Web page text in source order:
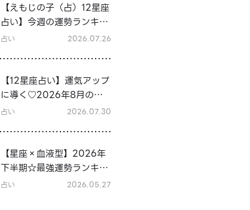
【えもじの子（占）12星座
占い】今週の運勢ランキン
グ！7月27日～8月2日の運
占い 2026.07.26
【12星座占い】運気アップ
に導く♡2026年8月の開
運行動
占い 2026.07.30
【星座×血液型】2026年
下半期☆最強運勢ランキン
グ
占い 2026.05.27